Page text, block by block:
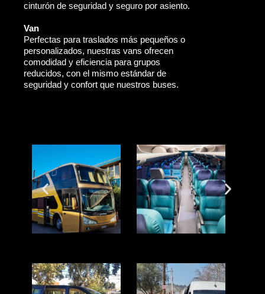
cinturón de seguridad y seguro por asiento.
Van
Perfectas para traslados más pequeños o
personalizados, nuestras vans ofrecen
comodidad y eficiencia para grupos
reducidos, con el mismo estándar de
seguridad y confort que nuestros buses.